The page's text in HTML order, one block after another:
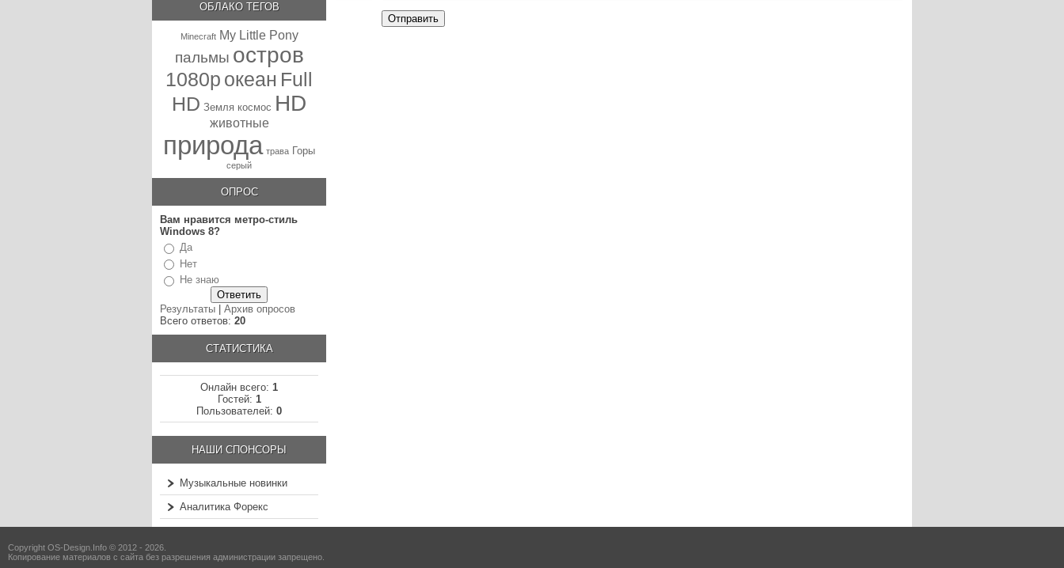
ОБЛАКО ТЕГОВ
Minecraft My Little Pony
пальмы остров
1080p океан Full
HD Земля космос HD
животные
природа трава Горы
серый
ОПРОС
Вам нравится метро-стиль
Windows 8?
Да
Нет
Не знаю
Результаты | Архив опросов
Всего ответов: 20
СТАТИСТИКА
Онлайн всего: 1
Гостей: 1
Пользователей: 0
НАШИ СПОНСОРЫ
Музыкальные новинки
Аналитика Форекс
Отправить
Copyright OS-Design.Info © 2012 - 2026.
Копирование материалов с сайта без разрешения администрации запрещено.